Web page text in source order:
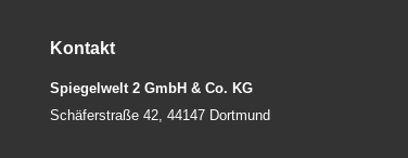
Kontakt
Spiegelwelt 2 GmbH & Co. KG
Schäferstraße 42, 44147 Dortmund